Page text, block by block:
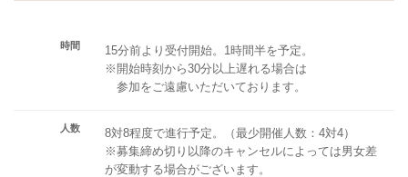
時間
15分前より受付開始。1時間半を予定。
※開始時刻から30分以上遅れる場合は
参加をご遠慮いただいております。
人数
8対8程度で進行予定。（最少開催人数：4対4）
※募集締め切り以降のキャンセルによっては男女差
が変動する場合がございます。